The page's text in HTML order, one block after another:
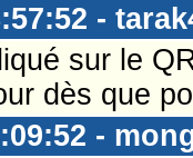
-
sur le
dès que
-